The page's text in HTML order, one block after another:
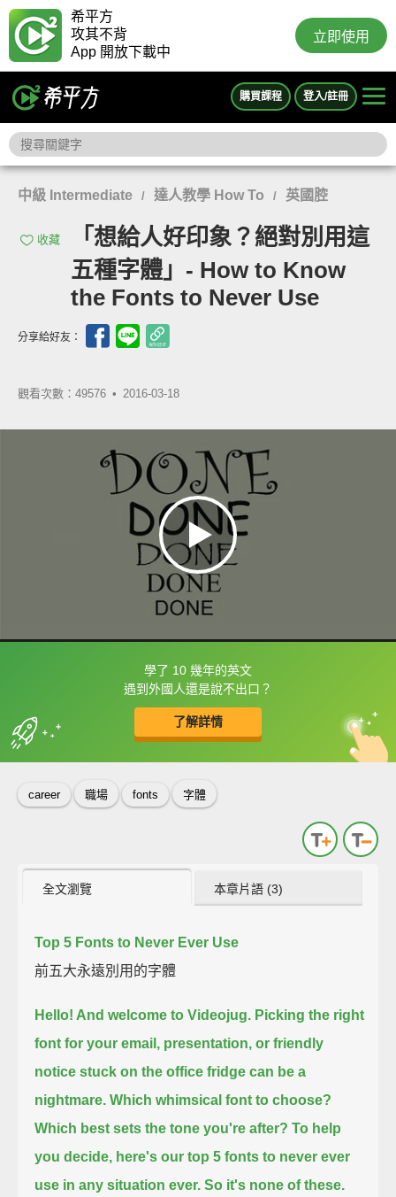
希平方
攻其不背
App 開放下載中
立即使用
購買課程 登入/註冊
中級 Intermediate / 達人教學 How To / 英國腔
收藏
「想給人好印象？絕對別用這
五種字體」- How to Know
the Fonts to Never Use
分享給好友：
觀看次數：49576 • 2016-03-18
學了 10 幾年的英文
遇到外國人還是說不出口？
了解詳情
框選或點兩下字幕可以直接查字典喔！
收錄佳句 中
英
career 職場 fonts 字體
全文瀏覽 本章片語 (3)
Top 5 Fonts to Never Ever Use
前五大永遠別用的字體
Hello! And welcome to Videojug. Picking the right
font for your email, presentation, or friendly
notice stuck on the office fridge can be a
nightmare. Which whimsical font to choose?
Which best sets the tone you're after? To help
you decide, here's our top 5 fonts to never ever
use in any situation ever. So it's none of these.